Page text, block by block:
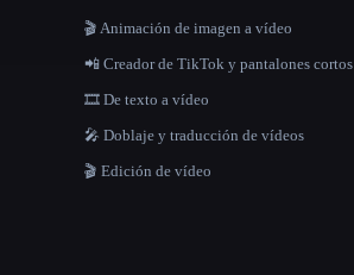
🎬 Animación de imagen a vídeo
📲 Creador de TikTok y pantalones cortos
🎞️ De texto a vídeo
🎤 Doblaje y traducción de vídeos
🎬 Edición de vídeo